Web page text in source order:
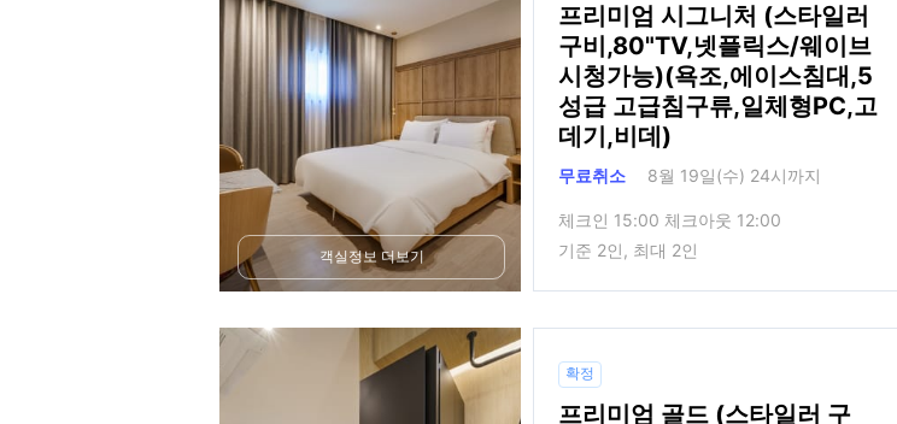
객실정보 더보기
프리미엄 시그니처 (스타일러
구비,80"TV,넷플릭스/웨이브
시청가능)(욕조,에이스침대,5
성급 고급침구류,일체형PC,고
데기,비데)
무료취소 8월 19일(수) 24시까지
체크인 15:00 체크아웃 12:00
기준 2인, 최대 2인
확정
프리미엄 골드 (스타일러 구